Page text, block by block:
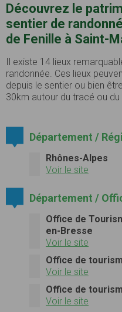
Découvrez le
sentier de
de Fenille à Saint-
Il existe 14 lieux
randonnée. Ces lieux
depuis le sentier ou bien
30km autour du tracé ou du
Département /
Rhônes-Alpes
Voir le site
Département /
Office de
en-Bresse
Voir le site
Office de
Voir le site
Office de
Voir le site